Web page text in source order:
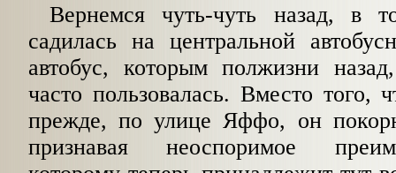
Вернемся чуть-чуть назад, в
садилась на центральной
автобус, которым полжизни
часто пользовалась. Вместо того,
прежде, по улице Яффо, он
признавая неоспоримое